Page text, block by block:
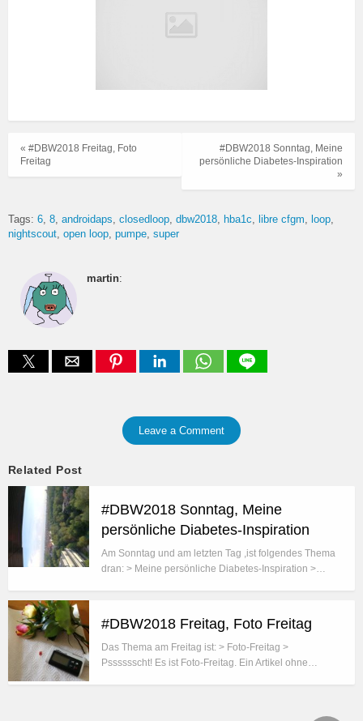
#DBW2018 Sonntag, Meine
persönliche Diabetes-Inspiration
»
« #DBW2018 Freitag, Foto
Freitag
Tags: 6 8 androidaps closedloop dbw2018 hba1c libre cfgm
loop
nightscout open loop pumpe super
martin:
Leave a Comment
Related Post
#DBW2018 Sonntag, Meine
persönliche Diabetes-Inspiration
Am Sonntag und am letzten Tag ,ist folgendes Thema
dran: > Meine persönliche Diabetes-Inspiration >…
#DBW2018 Freitag, Foto Freitag
Das Thema am Freitag ist: > Foto-Freitag >
Psssssscht! Es ist Foto-Freitag. Ein Artikel ohne…